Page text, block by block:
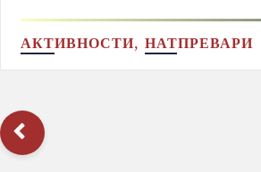
АКТИВНОСТИ, НАТПРЕВАРИ